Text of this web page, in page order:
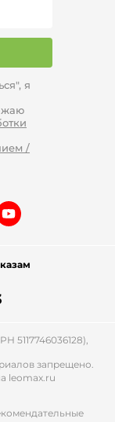
имеет
–
при
может
с
я
/
5117746036128),
запрещено.
leomax.ru